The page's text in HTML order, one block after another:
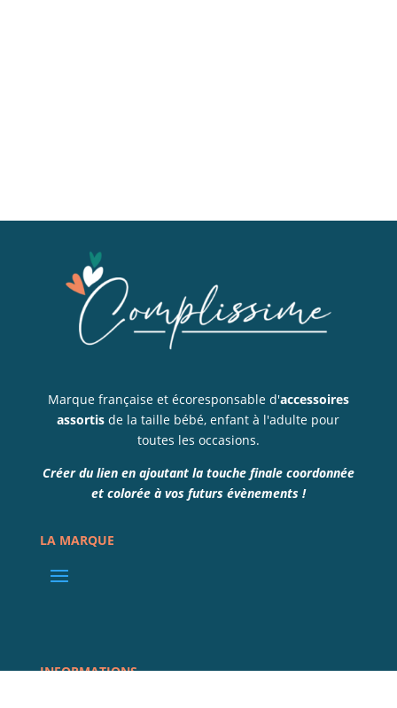
Marque française et écoresponsable d'accessoires
assortis de la taille bébé, enfant à l'adulte pour
toutes les occasions.
Créer du lien en ajoutant la touche finale coordonnée
et colorée à vos futurs évènements !
LA MARQUE
INFORMATIONS